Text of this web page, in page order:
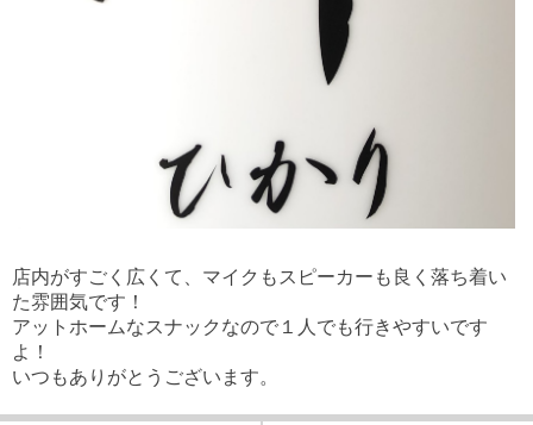
店内がすごく広くて、マイクもスピーカーも良く落ち着い
た雰囲気です！
アットホームなスナックなので１人でも行きやすいです
よ！
いつもありがとうございます。